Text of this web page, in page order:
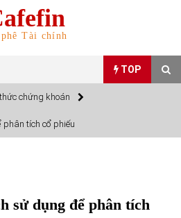
phê Tài chính
TOP
hàng Việt Nam nhập khẩu nhiều nhất tháng
chứng khoán
phân tích cổ phiếu
sử dụng để phân tích